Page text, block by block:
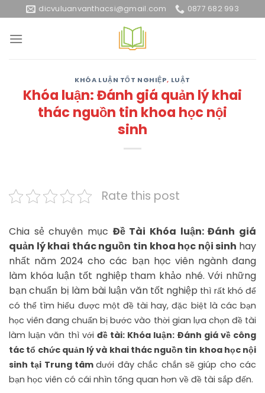
to
content
dicvuluanvanthacsi@gmail.com 0877 682 993
KHÓA LUẬN TỐT NGHIỆP, LUẬT
Khóa luận: Đánh giá quản lý khai
thác nguồn tin khoa học nội
sinh
Rate this post
Chia sẻ chuyên mục Đề Tài Khóa luận: Đánh giá
quản lý khai thác nguồn tin khoa học nội sinh hay
nhất năm 2024 cho các bạn học viên ngành đang
làm khóa luận tốt nghiệp tham khảo nhé. Với những
bạn chuẩn bị làm bài luận văn tốt nghiệp thì rất khó để
có thể tìm hiểu được một đề tài hay, đặc biệt là các bạn
học viên đang chuẩn bị bước vào thời gian lựa chọn đề tài
làm luận văn thì với đề tài: Khóa luận: Đánh giá về công
tác tổ chức quản lý và khai thác nguồn tin khoa học nội
sinh tại Trung tâm dưới đây chắc chắn sẽ giúp cho các
bạn học viên có cái nhìn tổng quan hơn về đề tài sắp đến.